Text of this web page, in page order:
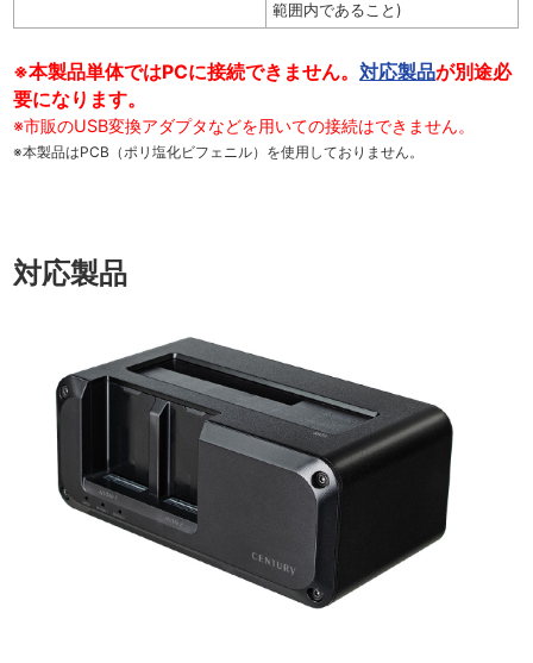
範囲内であること)
※本製品単体ではPCに接続できません。対応製品が別途必
要になります。
※市販のUSB変換アダプタなどを用いての接続はできません。
※本製品はPCB（ポリ塩化ビフェニル）を使用しておりません。
対応製品